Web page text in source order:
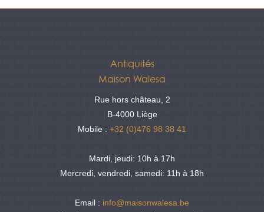
Antiquités
Maison Walesa
Rue hors château, 2
B-4000 Liège
Mobile : +32 (0)476 98 38 41
Mardi, jeudi: 10h à 17h
Mercredi, vendredi, samedi: 11h à 18h
Email : info@maisonwalesa.be